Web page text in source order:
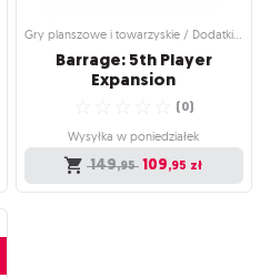
Gry planszowe i towarzyskie / Dodatki do gier
Barrage: 5th Player
Expansion
(0)
Wysyłka w poniedziałek
149,95 109,95 zł